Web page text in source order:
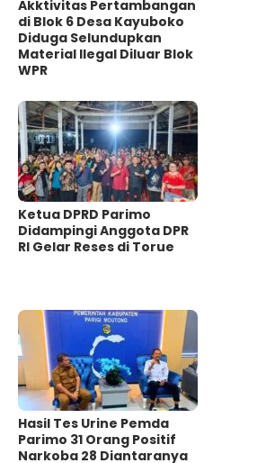
Akktivitas Pertambangan
di Blok 6 Desa Kayuboko
Diduga Selundupkan
Material Ilegal Diluar Blok
WPR
Ketua DPRD Parimo
Didampingi Anggota DPR
RI Gelar Reses di Torue
Hasil Tes Urine Pemda
Parimo 31 Orang Positif
Narkoba 28 Diantaranya